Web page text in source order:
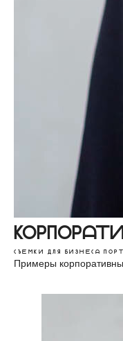
Съемки для бизнеса
Примеры